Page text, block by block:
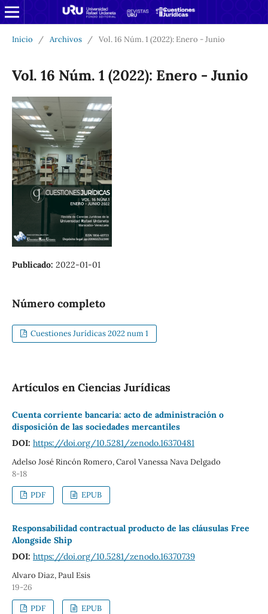
Inicio / Archivos / Vol. 16 Núm. 1 (2022): Enero - Junio
Vol. 16 Núm. 1 (2022): Enero - Junio
Publicado: 2022-01-01
Número completo
Cuestiones Jurídicas 2022 num 1
Artículos en Ciencias Jurídicas
Cuenta corriente bancaria: acto de administración o
disposición de las sociedades mercantiles
DOI: https://doi.org/10.5281/zenodo.16370481
Adelso José Rincón Romero, Carol Vanessa Nava Delgado
8-18
PDF EPUB
Responsabilidad contractual producto de las cláusulas Free
Alongside Ship
DOI: https://doi.org/10.5281/zenodo.16370739
Alvaro Diaz, Paul Esis
19-26
PDF EPUB